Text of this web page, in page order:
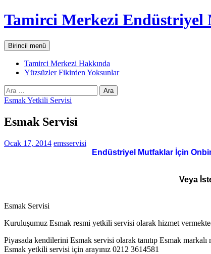
İçeriğe
atla
Tamirci Merkezi Endüstriyel
AraBirincil menü
Tamirci Merkezi Hakkında
Yüzsüzler Fikirden Yoksunlar
Arama:
Esmak Yetkili Servisi
Esmak Servisi
Ocak 17, 2014 emsservisi
Endüstriyel Mutfaklar İçin
Veya
Esmak Servisi
Kuruluşumuz Esmak resmi yetkili servisi olarak hizmet
Piyasada kendilerini Esmak servisi olarak tanıtıp Esmak
Esmak yetkili servisi için arayınız 0212 3614581